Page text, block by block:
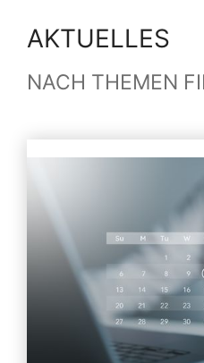
AKTUELLES
NACH THEMEN